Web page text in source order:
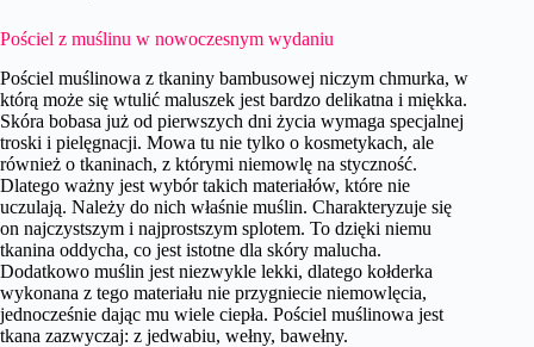
Pościel z muślinu w nowoczesnym wydaniu
Pościel muślinowa z tkaniny bambusowej niczym chmurka, w
którą może się wtulić maluszek jest bardzo delikatna i miękka.
Skóra bobasa już od pierwszych dni życia wymaga specjalnej
troski i pielęgnacji. Mowa tu nie tylko o kosmetykach, ale
również o tkaninach, z którymi niemowlę na styczność.
Dlatego ważny jest wybór takich materiałów, które nie
uczulają. Należy do nich właśnie muślin. Charakteryzuje się
on najczystszym i najprostszym splotem. To dzięki niemu
tkanina oddycha, co jest istotne dla skóry malucha.
Dodatkowo muślin jest niezwykle lekki, dlatego kołderka
wykonana z tego materiału nie przygniecie niemowlęcia,
jednocześnie dając mu wiele ciepła. Pościel muślinowa jest
tkana zazwyczaj: z jedwabiu, wełny, bawełny.